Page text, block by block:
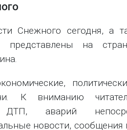
Снежного сегодня, а
представлены на
К вниманию
ДТП, аварий
новости, сообщения